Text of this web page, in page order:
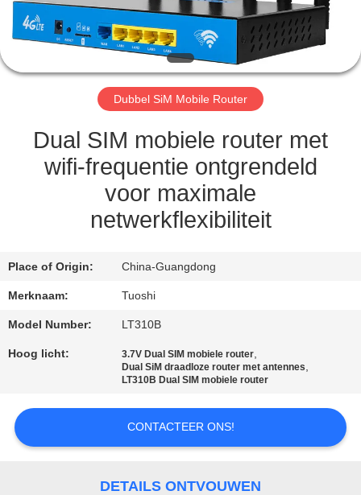
ONS
NIEUWS
GEVALLEN
VERZOEK
OM EEN
CITAAT
VR
SITEMAP
POLICY
Dubbel SiM Mobile Router
Dual SIM mobiele router met
wifi-frequentie ontgrendeld
voor maximale
netwerkflexibiliteit
Place of Origin: China-Guangdong
Merknaam: Tuoshi
Model Number: LT310B
Hoog licht: 3.7V Dual SIM mobiele router,
Dual SiM draadloze router met antennes,
LT310B Dual SIM mobiele router
CONTACTEER ONS!
DETAILS ONTVOUWEN